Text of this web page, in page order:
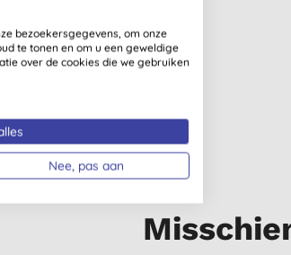
bezoekersgegevens, om onze
te tonen en om u een geweldige
over de cookies die we gebruiken
Nee, pas aan